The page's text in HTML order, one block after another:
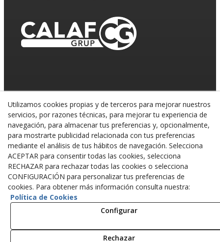
© 08/2026 CALAF TRENCHING, S.L. - Todos los
derechos reservados.
Utilizamos cookies propias y de terceros para mejorar nuestros
servicios, por razones técnicas, para mejorar tu experiencia de
navegación, para almacenar tus preferencias y, opcionalmente,
para mostrarte publicidad relacionada con tus preferencias
mediante el análisis de tus hábitos de navegación. Selecciona
ACEPTAR para consentir todas las cookies, selecciona
RECHAZAR para rechazar todas las cookies o selecciona
CONFIGURACIÓN para personalizar tus preferencias de
cookies. Para obtener más información consulta nuestra:
Política de Cookies
Configurar
Rechazar